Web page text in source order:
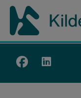
Hopp
hovedinnhold